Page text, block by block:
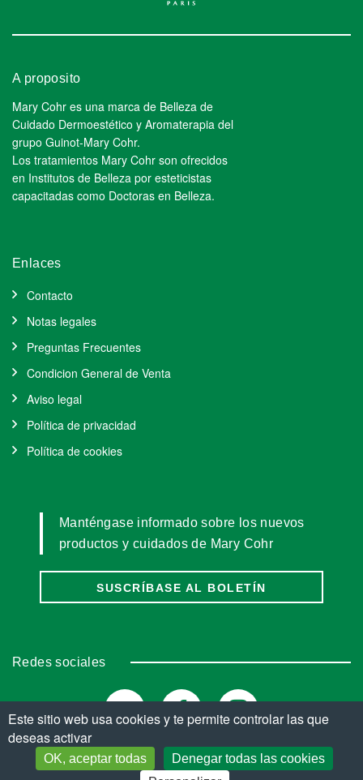
A proposito
Mary Cohr es una marca de Belleza de
Cuidado Dermoestético y Aromaterapia del
grupo Guinot-Mary Cohr.
Los tratamientos Mary Cohr son ofrecidos
en Institutos de Belleza por esteticistas
capacitadas como Doctoras en Belleza.
Enlaces
Contacto
Notas legales
Preguntas Frecuentes
Condicion General de Venta
Aviso legal
Política de privacidad
Política de cookies
Manténgase informado sobre los nuevos
productos y cuidados de Mary Cohr
SUSCRÍBASE AL BOLETÍN
Redes sociales
© Copyright 2026. Todos los derechos reservados.
Este sitio web usa cookies y te permite controlar las que
deseas activar
OK, aceptar todas
Denegar todas las cookies